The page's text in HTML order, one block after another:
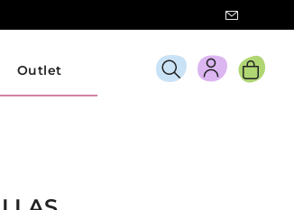
Outlet